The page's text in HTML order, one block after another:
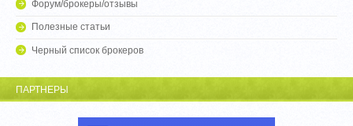
Форум/брокеры/отзывы
Полезные статьи
Черный список брокеров
ПАРТНЕРЫ